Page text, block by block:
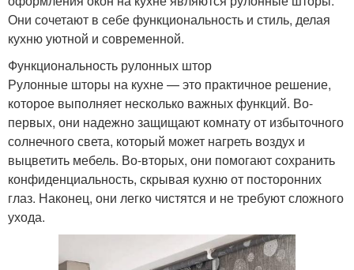
Они сочетают в себе функциональность и стиль, делая
кухню уютной и современной.
Функциональность рулонных штор
Рулонные шторы на кухне — это практичное решение,
которое выполняет несколько важных функций. Во-
первых, они надежно защищают комнату от избыточного
солнечного света, который может нагреть воздух и
выцветить мебель. Во-вторых, они помогают сохранить
конфиденциальность, скрывая кухню от посторонних
глаз. Наконец, они легко чистятся и не требуют сложного
ухода.